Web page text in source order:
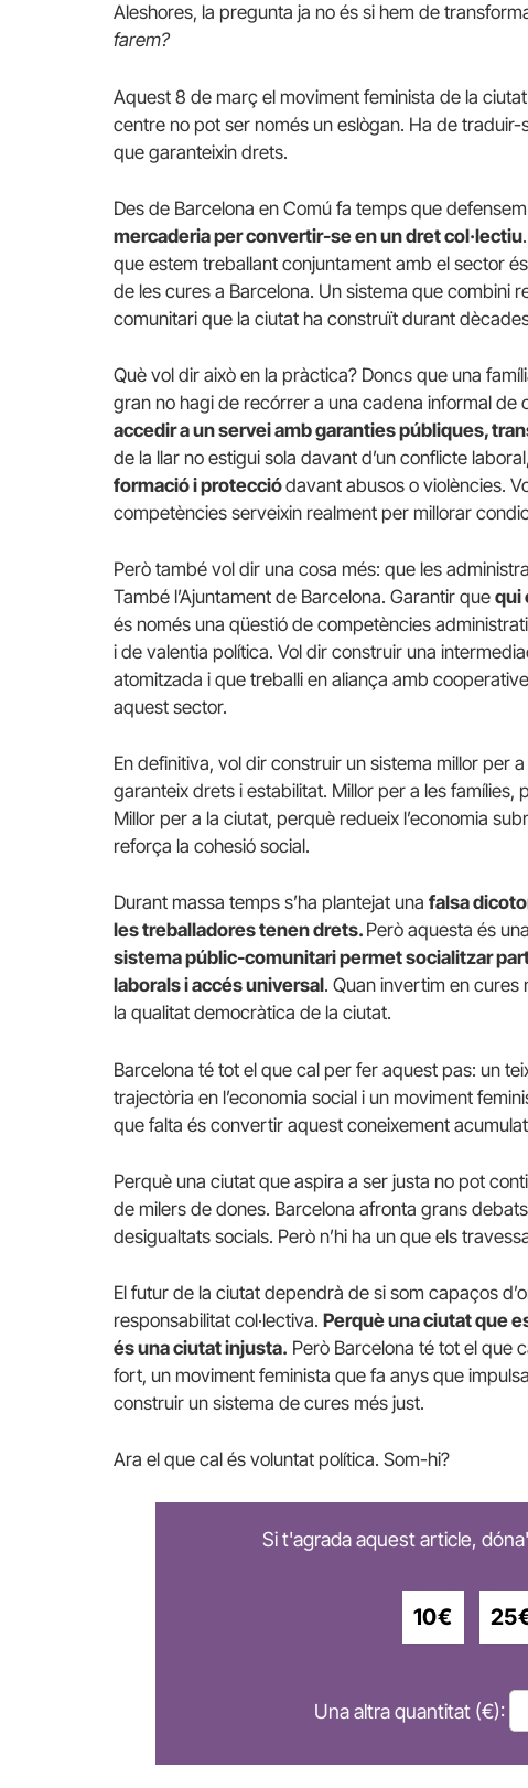
Aleshores, la pregunta ja no és si hem de
farem?
Aquest 8 de març el moviment feminista de la
centre no pot ser només un eslògan. Ha de
que garanteixin drets.
Des de Barcelona en Comú fa temps que
mercaderia per convertir-se en un dret col·lectiu
que estem treballant conjuntament amb el sector
de les cures a Barcelona. Un sistema que combini
comunitari que la ciutat ha construït durant
Què vol dir això en la pràctica? Doncs que una
gran no hagi de recórrer a una cadena informal
accedir a un servei amb garanties públiques,
de la llar no estigui sola davant d’un conflicte
formació i protecciódavant abusos o violències.
competències serveixin realment per millorar
Però també vol dir una cosa més: que les
També l’Ajuntament de Barcelona. Garantir que qui
és només una qüestió de competències
i de valentia política. Vol dir construir una
atomitzada i que treballi en aliança amb
aquest sector.
En definitiva, vol dir construir un sistema millor per
garanteix drets i estabilitat. Millor per a les
Millor per a la ciutat, perquè redueix l’economia
reforça la cohesió social.
Durant massa temps s’ha plantejat una falsa
les treballadores tenen drets. Però aquesta és
sistema públic-comunitari permet socialitzar
laborals i accés universal. Quan invertim en cures
la qualitat democràtica de la ciutat.
Barcelona té tot el que cal per fer aquest pas: un
trajectòria en l’economia social i un moviment
que falta és convertir aquest coneixement
Perquè una ciutat que aspira a ser justa no pot
de milers de dones. Barcelona afronta grans
desigualtats socials. Però n’hi ha un que els
El futur de la ciutat dependrà de si som capaços
responsabilitat col·lectiva. Perquè una ciutat que
és una ciutat injusta. Però Barcelona té tot el que
fort, un moviment feminista que fa anys que
construir un sistema de cures més just.
Ara el que cal és voluntat política. Som-hi?
Si t'agrada aquest article,
10€
Una altra quantitat (€):